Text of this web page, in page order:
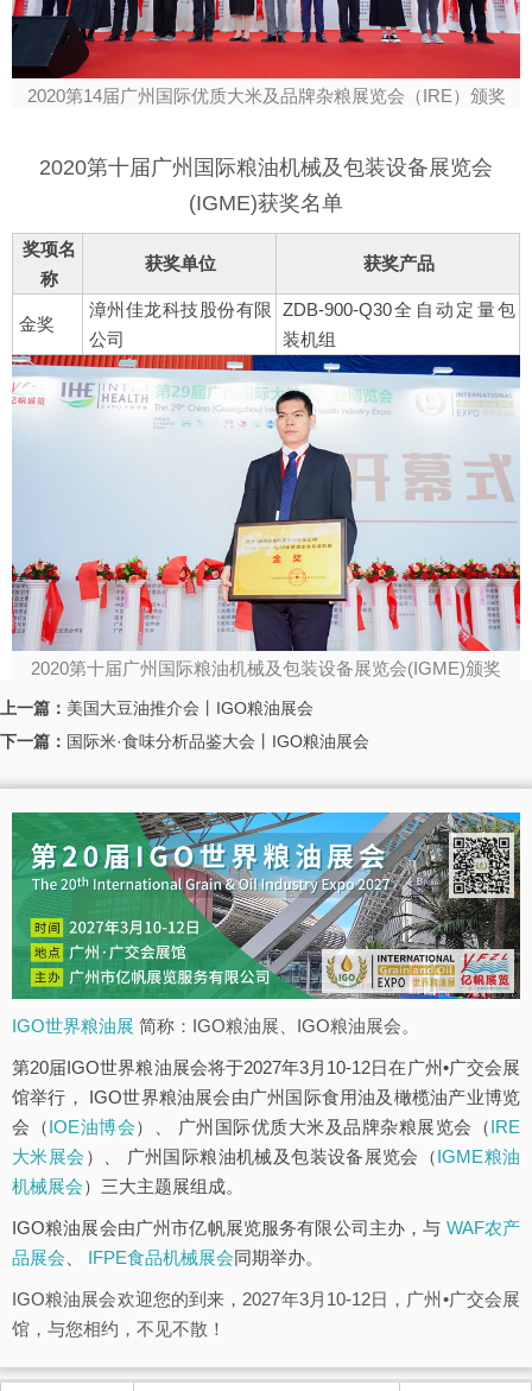
2020第14届广州国际优质大米及品牌杂粮展览会（IRE）颁奖
2020第十届广州国际粮油机械及包装设备展览会
(IGME)获奖名单
奖项名
称
获奖单位 获奖产品
金奖
漳州佳龙科技股份有限
公司
ZDB-900-Q30全自动定量包
装机组
2020第十届广州国际粮油机械及包装设备展览会(IGME)颁奖
上一篇： 美国大豆油推介会丨IGO粮油展会
下一篇： 国际米·食味分析品鉴大会丨IGO粮油展会
IGO世界粮油展 简称：IGO粮油展、IGO粮油展会。
第20届IGO世界粮油展会将于2027年3月10-12日在广州•广交会展
馆举行， IGO世界粮油展会由广州国际食用油及橄榄油产业博览
会（IOE油博会）、 广州国际优质大米及品牌杂粮展览会（IRE
大米展会 ）、 广州国际粮油机械及包装设备展览会（IGME粮油
机械展会）三大主题展组成。
IGO粮油展会由广州市亿帆展览服务有限公司主办，与 WAF农产
品展会
IFPE食品机械展会同期举办。
IGO粮油展会欢迎您的到来，2027年3月10-12日，广州•广交会展
馆，与您相约，不见不散！